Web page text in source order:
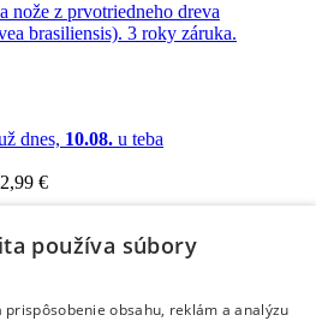
nože z prvotriedneho dreva
brasiliensis). 3 roky záruka.
dnes, 10.08. u teba
€
používa súbory
obsahu, reklám a analýzu